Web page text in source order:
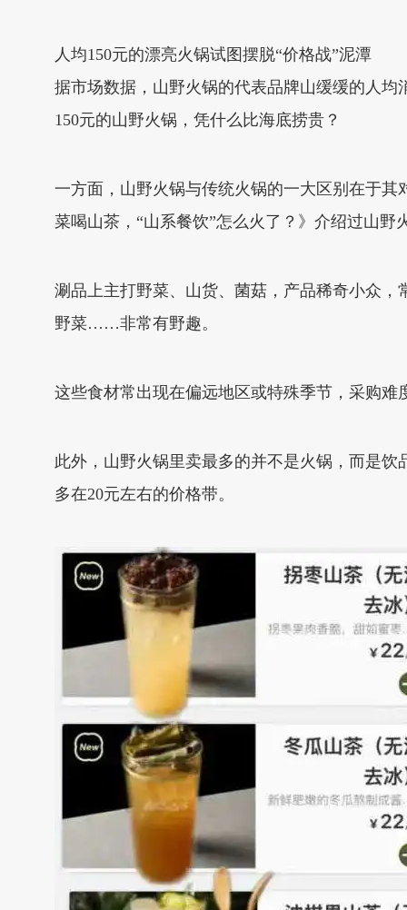
人均150元的漂亮火锅试图摆脱“价格战”泥潭
据市场数据，山野火锅的代表品牌山缓缓的人均
150元的山野火锅，凭什么比海底捞贵？
一方面，山野火锅与传统火锅的一大区别在于
菜喝山茶，“山系餐饮”怎么火了？》介绍过山野
涮品上主打野菜、山货、菌菇，产品稀奇小众
野菜……非常有野趣。
这些食材常出现在偏远地区或特殊季节，采购
此外，山野火锅里卖最多的并不是火锅，而是
多在20元左右的价格带。